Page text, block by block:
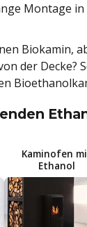
Montage in
Biokamin,
der Decke?
Kaminofen
Ethanol